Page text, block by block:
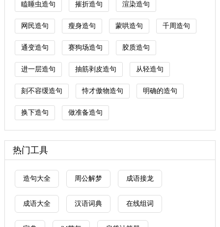
瞌睡虫造句 摧折造句 渲染造句
网民造句 瘦身造句 蒙哄造句 千周造句
通变造句 赛狗场造句 胶质造句
进一层造句 抽筋剥皮造句 从轻造句
刻不容缓造句 恃才傲物造句 明确的造句
换下造句 做准备造句
热门工具
造句大全 周公解梦 成语接龙
成语大全 汉语词典 在线组词